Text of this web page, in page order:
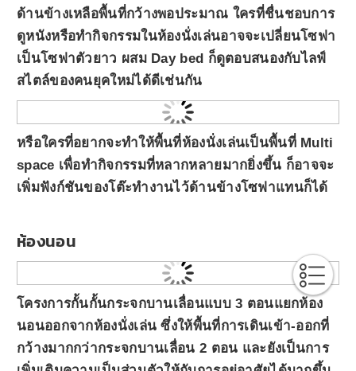
ด้านข้างเหลือพื้นที่กว้างพอประมาณ ใครที่ชื่นชอบการ
ดูหนังหรือทำกิจกรรมในห้องนั่งเล่นอาจจะเปลี่ยนโซฟา
เป็นโซฟาตัวยาว ผสม Day bed ก็ดูตอบสนองกับไลฟ์
สไตล์ของคนยุคใหม่ได้ดีเช่นกัน
หรือใครที่อยากจะทำให้พื้นที่ห้องนั่งเล่นเป็นพื้นที่ Multi
space เพื่อทำกิจกรรมที่หลากหลายมากยิ่งขึ้น ก็อาจจะ
เพิ่มฟังก์ชันของโต๊ะทำงานไว้ด้านข้างโซฟาแทนก็ได้
ห้องนอน
โครงการกั้นกั้นกระจกบานเลื่อนแบบ 3 ตอนแยกห้อง
นอนออกจากห้องนั่งเล่น ซึ่งให้พื้นที่การเดินเข้า-ออกที่
กว้างมากกว่ากระจกบานเลื่อน 2 ตอน และยังเป็นการ